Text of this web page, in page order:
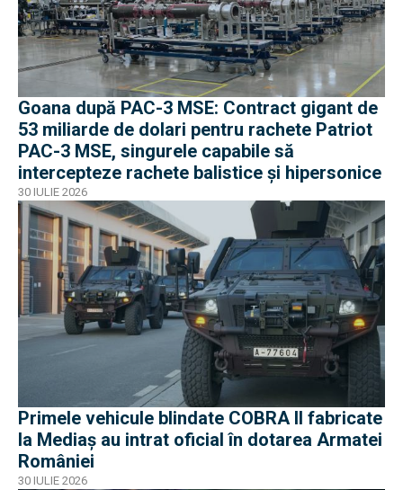
Goana după PAC-3 MSE: Contract gigant de
53 miliarde de dolari pentru rachete Patriot
PAC-3 MSE, singurele capabile să
intercepteze rachete balistice și hipersonice
30 IULIE 2026
Primele vehicule blindate COBRA II fabricate
la Mediaș au intrat oficial în dotarea Armatei
României
30 IULIE 2026